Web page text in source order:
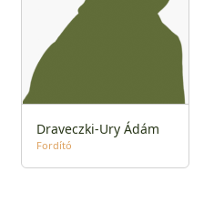
Draveczki-Ury Ádám
Fordító